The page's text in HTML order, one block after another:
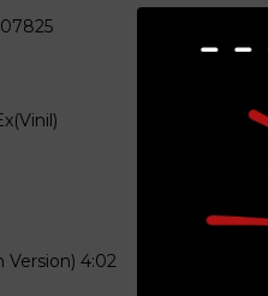
Version) 4:02